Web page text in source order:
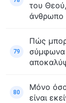
του
άνθρωπο
79
Πώς
σύμφωνα
80
Μόνο
είναι